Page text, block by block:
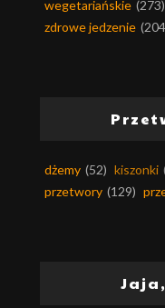
wegetariańskie (273)
zdrowe jedzenie
dżemy (52) kiszonki
przetwory (129)